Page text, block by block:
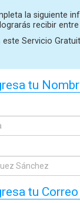
la siguiente
recibir
este Servicio
tu
tu
Formar una